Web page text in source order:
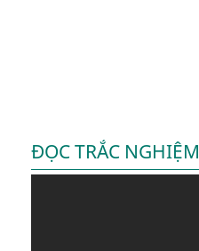
ĐỌC TRẮC NGHIỆM